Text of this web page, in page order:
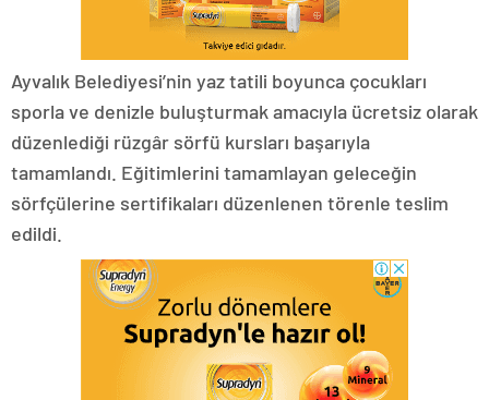
Ayvalık Belediyesi’nin yaz tatili boyunca çocukları
sporla ve denizle buluşturmak amacıyla ücretsiz olarak
düzenlediği rüzgâr sörfü kursları başarıyla
tamamlandı. Eğitimlerini tamamlayan geleceğin
sörfçülerine sertifikaları düzenlenen törenle teslim
edildi.